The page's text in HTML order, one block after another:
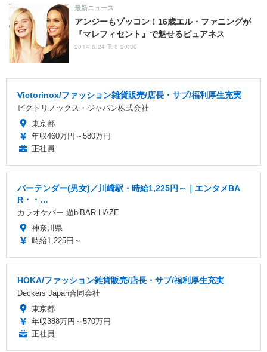
アンジーもゾッコン！16歳エル・ファニングが
『マレフィセント』で魅せるピュアネス
最新ニュース
2014.6.24 Tue 20:30
Victorinox/ファッション雑貨販売/店長・サブ/福利厚生充実
ビクトリノックス・ジャパン株式会社
東京都
年収460万円～580万円
正社員
バーテンダー(男女)／川崎駅・時給1,225円～｜エンタメBA
R・・…
カラオケバー 遊biBAR HAZE
神奈川県
時給1,225円～
HOKA/ファッション雑貨販売/店長・サブ/福利厚生充実
Deckers Japan合同会社
東京都
年収388万円～570万円
正社員